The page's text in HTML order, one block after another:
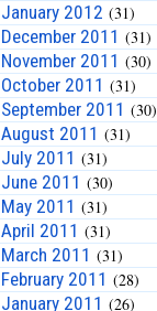
January 2012 (31)
December 2011 (31)
November 2011 (30)
October 2011 (31)
September 2011 (30)
August 2011 (31)
July 2011 (31)
June 2011 (30)
May 2011 (31)
April 2011 (31)
March 2011 (31)
February 2011 (28)
January 2011 (26)